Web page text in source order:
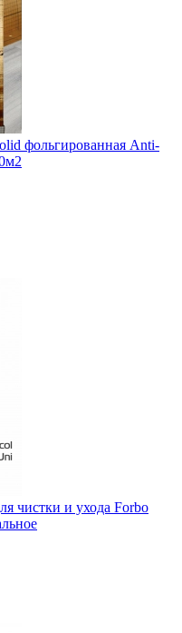
фольгированная Anti-
чистки и ухода Forbo